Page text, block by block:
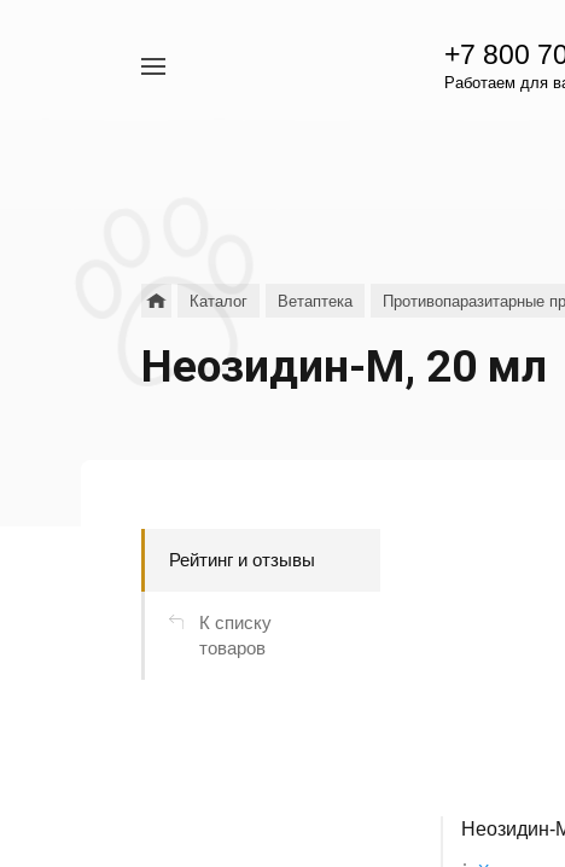
+7 800
Работаем для
Каталог Ветаптека Противопаразитарные
Неозидин-М, 20 мл
Рейтинг и отзывы
К списку
товаров
Неозидин-